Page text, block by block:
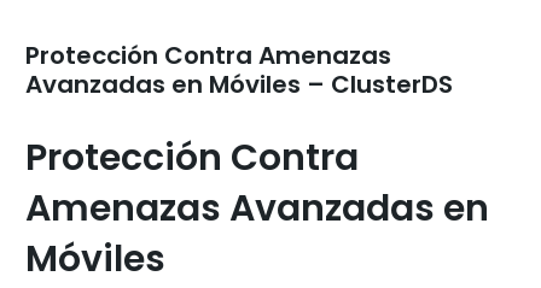
Protección Contra Amenazas
Avanzadas en Móviles – ClusterDS
Protección Contra
Amenazas Avanzadas en
Móviles